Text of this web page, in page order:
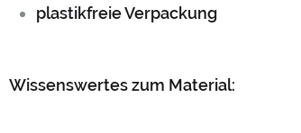
plastikfreie Verpackung
Wissenswertes zum Material: